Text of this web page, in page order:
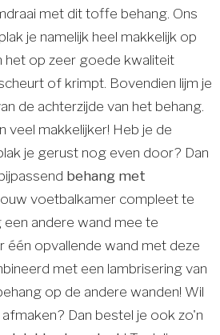
met dit toffe behang. Ons
je namelijk heel makkelijk op
het op zeer goede kwaliteit
of krimpt. Bovendien lijm je
de achterzijde van het behang.
veel makkelijker! Heb je de
je gerust nog even door? Dan
behang met
voetbalkamer compleet te
andere wand mee te
één opvallende wand met deze
met een lambrisering van
op de andere wanden! Wil
Dan bestel je ook zo'n